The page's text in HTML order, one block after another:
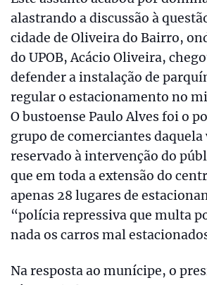
alastrando a discussão à
cidade de Oliveira do Bairro,
do UPOB, Acácio Oliveira,
defender a instalação de
regular o estacionamento no
O bustoense Paulo Alves foi o
grupo de comerciantes daquela
reservado à intervenção do
que em toda a extensão do
apenas 28 lugares de
“polícia repressiva que multa
nada os carros mal
Na resposta ao munícipe, o